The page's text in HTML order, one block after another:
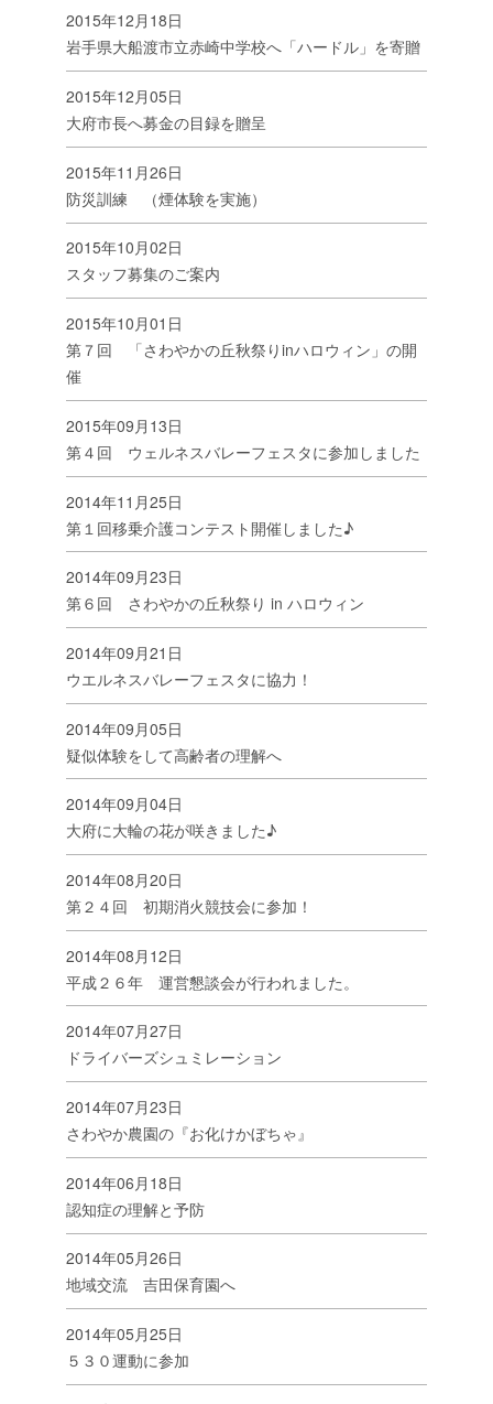
2015年12月18日
岩手県大船渡市立赤崎中学校へ「ハードル」を寄贈
2015年12月05日
大府市長へ募金の目録を贈呈
2015年11月26日
防災訓練 （煙体験を実施）
2015年10月02日
スタッフ募集のご案内
2015年10月01日
第７回 「さわやかの丘秋祭りinハロウィン」の開
催
2015年09月13日
第４回 ウェルネスバレーフェスタに参加しました
2014年11月25日
第１回移乗介護コンテスト開催しました♪
2014年09月23日
第６回 さわやかの丘秋祭り in ハロウィン
2014年09月21日
ウエルネスバレーフェスタに協力！
2014年09月05日
疑似体験をして高齢者の理解へ
2014年09月04日
大府に大輪の花が咲きました♪
2014年08月20日
第２４回 初期消火競技会に参加！
2014年08月12日
平成２６年 運営懇談会が行われました。
2014年07月27日
ドライバーズシュミレーション
2014年07月23日
さわやか農園の『お化けかぼちゃ』
2014年06月18日
認知症の理解と予防
2014年05月26日
地域交流 吉田保育園へ
2014年05月25日
５３０運動に参加